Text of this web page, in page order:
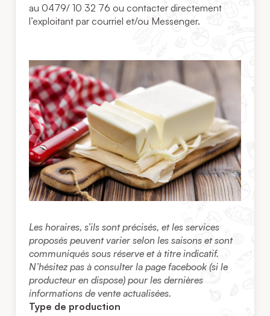
au 0479/ 10 32 76 ou contacter directement
l’exploitant par courriel et/ou Messenger.
Les horaires, s’ils sont précisés, et les services
proposés peuvent varier selon les saisons et sont
communiqués sous réserve et à titre indicatif.
N’hésitez pas à consulter la page facebook (si le
producteur en dispose) pour les dernières
informations de vente actualisées.
Type de production